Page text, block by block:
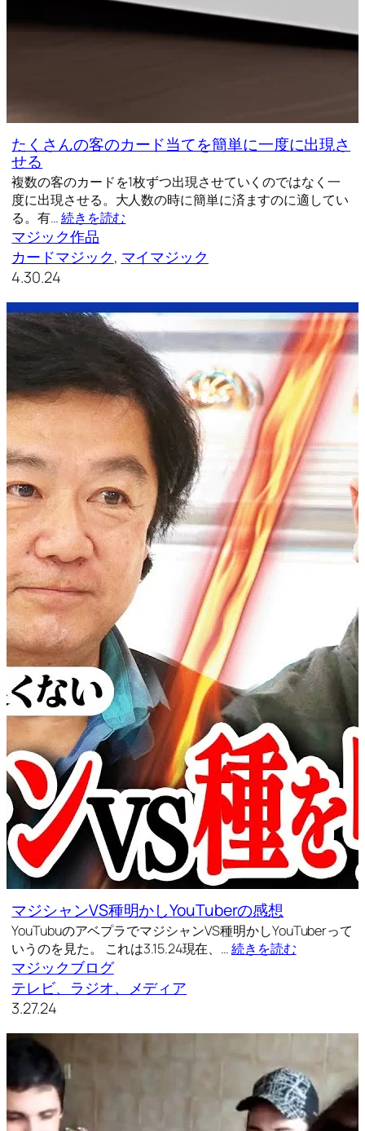
たくさんの客のカード当てを簡単に一度に出現さ
せる
複数の客のカードを1枚ずつ出現させていくのではなく一
度に出現させる。大人数の時に簡単に済ますのに適してい
る。有…続きを読む
マジック作品
カードマジック, マイマジック
4.30.24
マジシャンVS種明かしYouTuberの感想
YouTubuのアベプラでマジシャンVS種明かしYouTuberって
いうのを見た。 これは3.15.24現在、…続きを読む
マジックブログ
テレビ、ラジオ、メディア
3.27.24